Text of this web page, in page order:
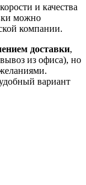
и качества
можно
компании.
доставки,
из офиса), но
вариант